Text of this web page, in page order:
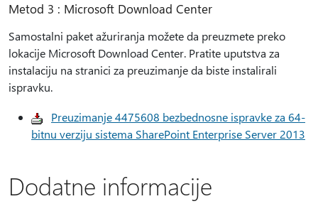
Metod 3 : Microsoft Download Center
Samostalni paket ažuriranja možete da preuzmete preko
lokacije Microsoft Download Center. Pratite uputstva za
instalaciju na stranici za preuzimanje da biste instalirali
ispravku.
Preuzimanje 4475608 bezbednosne ispravke za 64-
bitnu verziju sistema SharePoint Enterprise Server 2013
Dodatne informacije